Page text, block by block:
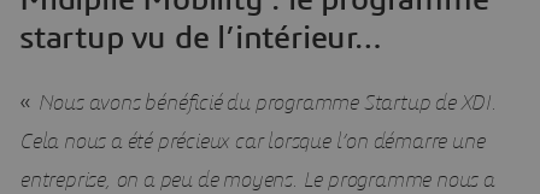
startup vu de l’intérieur…
« Nous avons bénéficié du programme Startup de XDI.
Cela nous a été précieux car lorsque l’on démarre une
entreprise, on a peu de moyens. Le programme nous a